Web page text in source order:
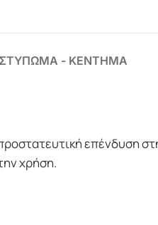
ΤΥΠΩΜΑ - ΚΕΝΤΗΜΑ
επένδυση
χρήση.